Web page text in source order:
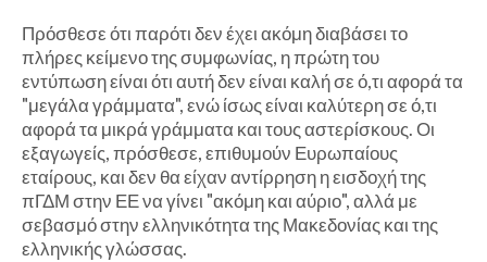
Πρόσθεσε ότι παρότι δεν έχει ακόμη διαβάσει το
πλήρες κείμενο της συμφωνίας, η πρώτη του
εντύπωση είναι ότι αυτή δεν είναι καλή σε ό,τι αφορά τα
"μεγάλα γράμματα", ενώ ίσως είναι καλύτερη σε ό,τι
αφορά τα μικρά γράμματα και τους αστερίσκους. Οι
εξαγωγείς, πρόσθεσε, επιθυμούν Ευρωπαίους
εταίρους, και δεν θα είχαν αντίρρηση η εισδοχή της
πΓΔΜ στην ΕΕ να γίνει "ακόμη και αύριο", αλλά με
σεβασμό στην ελληνικότητα της Μακεδονίας και της
ελληνικής γλώσσας.